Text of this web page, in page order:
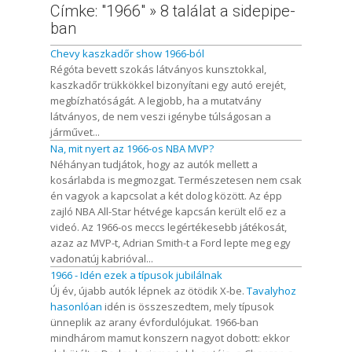
Címke: "1966" » 8 találat a sidepipe-
ban
Chevy kaszkadőr show 1966-ból
Régóta bevett szokás látványos kunsztokkal,
kaszkadőr trükkökkel bizonyítani egy autó erejét,
megbízhatóságát. A legjobb, ha a mutatvány
látványos, de nem veszi igénybe túlságosan a
járművet...
Na, mit nyert az 1966-os NBA MVP?
Néhányan tudjátok, hogy az autók mellett a
kosárlabda is megmozgat. Természetesen nem csak
én vagyok a kapcsolat a két dolog között. Az épp
zajló NBA All-Star hétvége kapcsán került elő ez a
videó. Az 1966-os meccs legértékesebb játékosát,
azaz az MVP-t, Adrian Smith-t a Ford lepte meg egy
vadonatúj kabrióval...
1966 - Idén ezek a típusok jubilálnak
Új év, újabb autók lépnek az ötödik X-be. Tavalyhoz
hasonlóan idén is összeszedtem, mely típusok
ünneplik az arany évfordulójukat. 1966-ban
mindhárom mamut konszern nagyot dobott: ekkor